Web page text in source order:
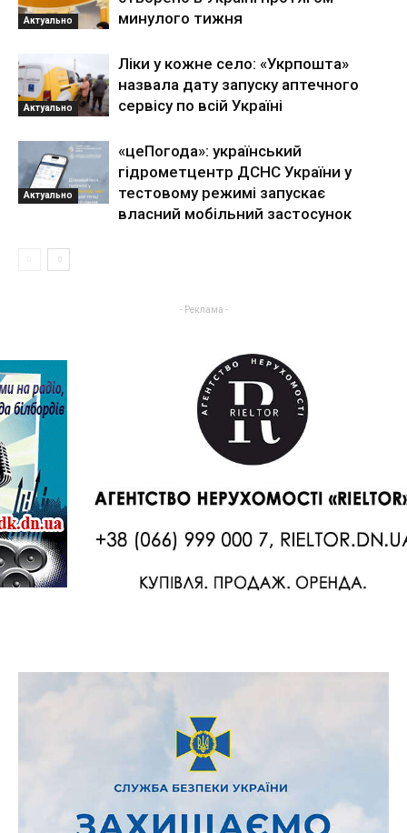
Актуально
минулого тижня
Актуально
Ліки у кожне село: «Укрпошта»
назвала дату запуску аптечного
сервісу по всій Україні
Актуально
«цеПогода»: український
гідрометцентр ДСНС України у
тестовому режимі запускає
власний мобільний застосунок
- Реклама -